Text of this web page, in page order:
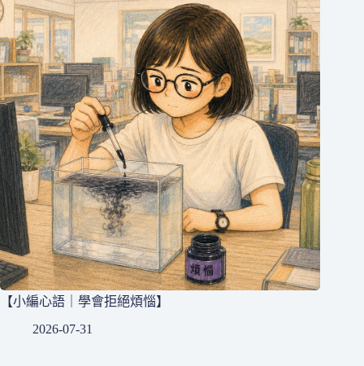
【小編心語｜學會拒絕煩惱】
2026-07-31